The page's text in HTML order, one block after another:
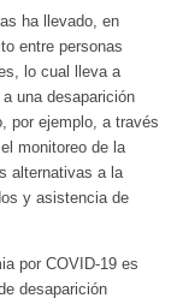
ha llevado, en
entre personas
lo cual lleva a
una desaparición
por ejemplo, a través
monitoreo de la
alternativas a la
y asistencia de
por COVID-19 es
desaparición